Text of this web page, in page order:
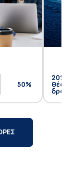
50%
20%
θέση